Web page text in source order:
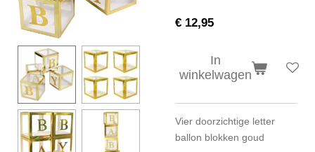
€ 12,95
In
winkelwagen
Vier doorzichtige letter
ballon blokken goud